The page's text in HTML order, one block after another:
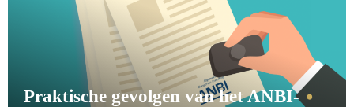
Praktische gevolgen van het ANBI-